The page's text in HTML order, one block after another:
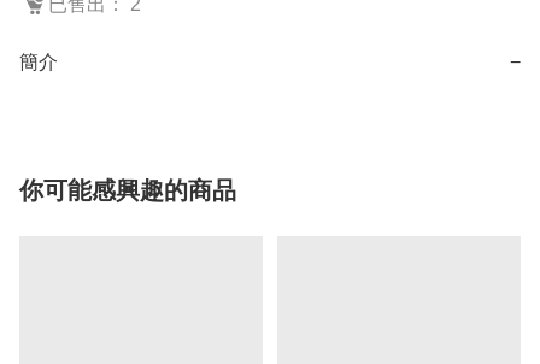
已售出： 2
簡介 −
你可能感興趣的商品